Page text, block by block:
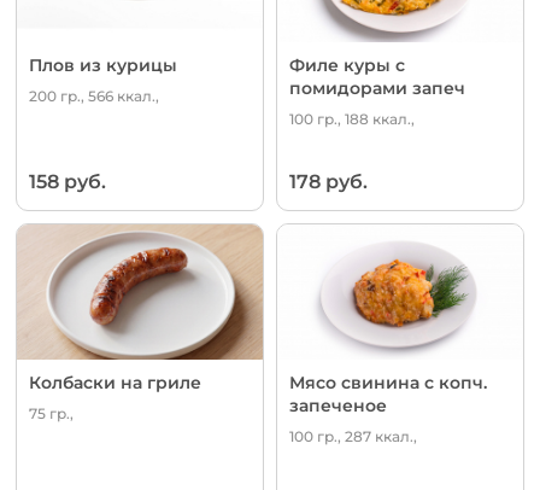
Плов из курицы
200 гр., 566 ккал.,
158 руб.
Филе куры с
помидорами запеч
100 гр., 188 ккал.,
178 руб.
Колбаски на гриле
75 гр.,
Мясо свинина с копч.
запеченое
100 гр., 287 ккал.,